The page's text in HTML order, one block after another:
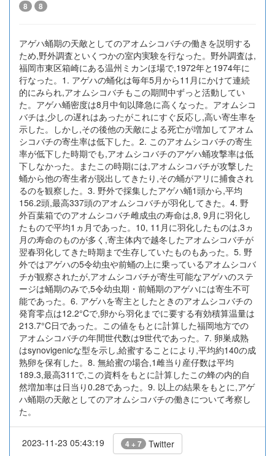
8 8
アゲハ蛹期の天敵としてのアオムシコバチの働きを説明する
ため,野外調査といくつかの室内実験を行なった。野外調査は,
福岡市東区箱崎にある温州ミカンほ場で,1972年と1974年に
行なった。1. アゲハの蛹化は毎年5月から11月にかけて連続
的にみられ,アオムシコバチもこの期間中ずっと活動してい
た。アゲハ蛹密度は8月中旬以降急に高くなった。アオムシコ
バチは,少しの遅れはあったがこれにすぐ反応し,高い寄生率を
示した。しかし,その後他の天敵による死亡が増加してアオム
シコバチの寄生率は低下した。2. このアオムシコバチの寄生
率が低下した時期でも,アオムシコバチのアゲハ蛹攻撃率は低
下しなかった。またこの時期には,アオムシコバチが攻撃した
蛹から他の寄生者が脱出してきたり,その蛹がアリに捕食され
るのを観察した。3. 野外で採集したアゲハ蛹1頭から,平均
156.2頭,最高337頭のアオムシコバチが羽化してきた。4. 野
外百葉箱でのアオムシコバチ雌成虫の寿命は,8, 9月に羽化し
たもので平均1ヵ月であった。10, 11月に羽化したものは,3ヵ
月の寿命のものが多く,寄主体内で越冬したアオムシコバチが
翌春羽化してきた時期まで生存していたものもあった。5. 野
外ではアゲハの5令幼虫や前蛹の上に乗っているアオムシコバ
チが観察されたが,アオムシコバチが寄生可能なアゲハのステ
ージは蛹期のみで,5令幼虫期・前蛹期のアゲハには寄生不可
能であった。6. アゲハを寄主としたときのアオムシコバチの
発育零点は12.2°Cで,卵から羽化までに要する有効積算温量は
213.7°C日であった。この値をもとに計算した福岡地方での
アオムシコバチの年間世代数は9世代であった。7. 卵巣成熟
はsynovigenicな型を示し,給蜜することにより,平均約140の成
熟卵を保有した。8. 無給蜜の場合,1雌当り産仔数は平均
189.3,最高311で,この資料をもとに計算したこの蜂の内的自
然増加率は日当り0.28であった。9. 以上の結果をもとに,アゲ
ハ蛹期の天敵としてのアオムシコバチの働きについて考察し
た。
2023-11-23 05:43:19 4 + 7 Twitter